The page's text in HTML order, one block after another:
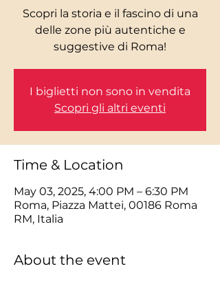
Scopri la storia e il fascino di una
delle zone più autentiche e
I biglietti non sono in vendita
Scopri gli altri eventi
Time & Location
May 03, 2025, 4:00 PM – 6:30 PM
Roma, Piazza Mattei, 00186 Roma
RM, Italia
About the event